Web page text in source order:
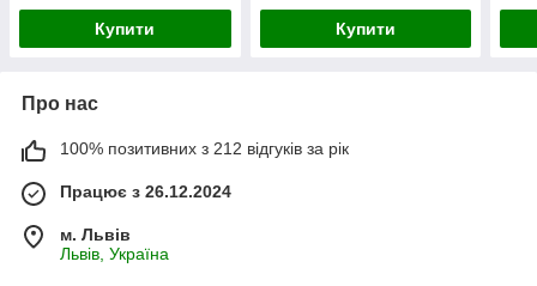
Купити Купити
Про нас
100% позитивних з 212 відгуків за рік
Працює з 26.12.2024
м. Львів
Львів, Україна